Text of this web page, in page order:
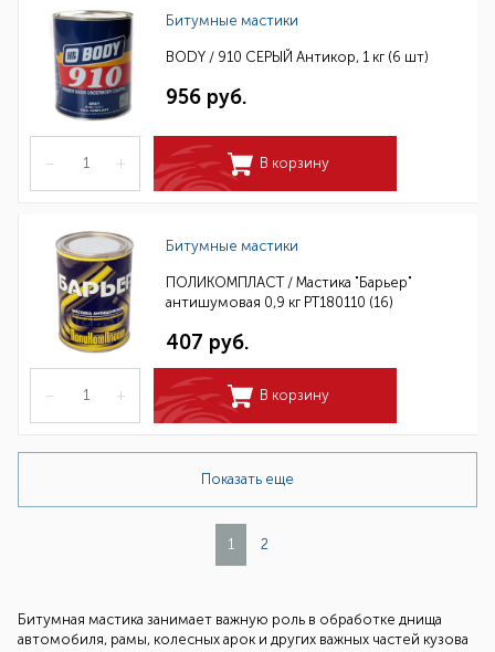
Битумные мастики
BODY / 910 СЕРЫЙ Антикор, 1 кг (6 шт)
956 руб.
– + В корзину
Битумные мастики
ПОЛИКОМПЛАСТ / Мастика "Барьер"
антишумовая 0,9 кг РТ180110 (16)
407 руб.
– + В корзину
Показать еще
1 2
Битумная мастика занимает важную роль в обработке днища
автомобиля, рамы, колесных арок и других важных частей кузова